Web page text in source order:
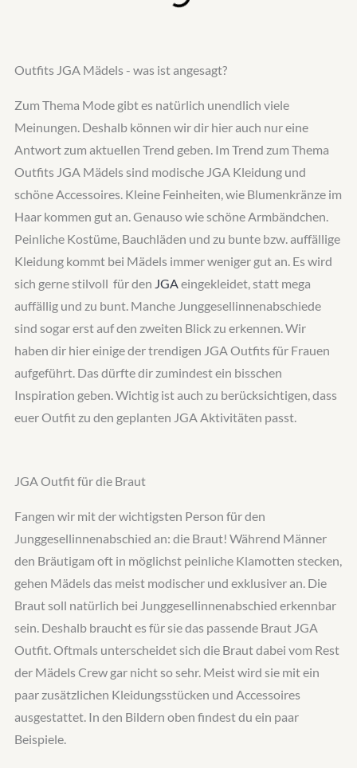
Outfits JGA Mädels - was ist angesagt?
Zum Thema Mode gibt es natürlich unendlich viele
Meinungen. Deshalb können wir dir hier auch nur eine
Antwort zum aktuellen Trend geben. Im Trend zum Thema
Outfits JGA Mädels sind modische JGA Kleidung und
schöne Accessoires. Kleine Feinheiten, wie Blumenkränze im
Haar kommen gut an. Genauso wie schöne Armbändchen.
Peinliche Kostüme, Bauchläden und zu bunte bzw. auffällige
Kleidung kommt bei Mädels immer weniger gut an. Es wird
sich gerne stilvoll für den JGAeingekleidet, statt mega
auffällig und zu bunt. Manche Junggesellinnenabschiede
sind sogar erst auf den zweiten Blick zu erkennen. Wir
haben dir hier einige der trendigen JGA Outfits für Frauen
aufgeführt. Das dürfte dir zumindest ein bisschen
Inspiration geben. Wichtig ist auch zu berücksichtigen, dass
euer Outfit zu den geplanten JGA Aktivitäten passt.
JGA Outfit für die Braut
Fangen wir mit der wichtigsten Person für den
Junggesellinnenabschied an: die Braut! Während Männer
den Bräutigam oft in möglichst peinliche Klamotten stecken,
gehen Mädels das meist modischer und exklusiver an. Die
Braut soll natürlich bei Junggesellinnenabschied erkennbar
sein. Deshalb braucht es für sie das passende Braut JGA
Outfit. Oftmals unterscheidet sich die Braut dabei vom Rest
der Mädels Crew gar nicht so sehr. Meist wird sie mit ein
paar zusätzlichen Kleidungsstücken und Accessoires
ausgestattet. In den Bildern oben findest du ein paar
Beispiele.